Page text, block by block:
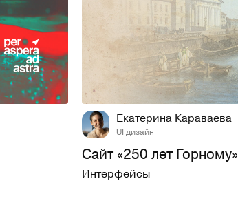
687
Екатерина Караваева
UI дизайн
Сайт «250 лет Горному»
Интерфейсы